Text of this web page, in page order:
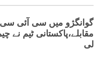
گوانگژو میں سی آئی
مقابلے،پاکستانی ٹیم
لی